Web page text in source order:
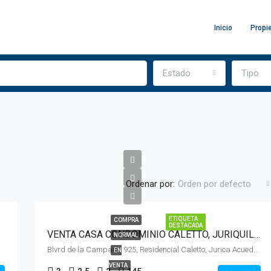
Inicio
Estado Tipo
Ordenar por: Orden por defecto
ETIQUETA
DESTACADA
COMPRA
NORMAL
EN
VENTA
VENTA CASA CONDOMINIO CALETTO, JURIQUILLA QUERETARO
Blvrd de la Campana 925, Residencial Caletto, Jurica Acueducto, 76230 Juriquilla, Qro.